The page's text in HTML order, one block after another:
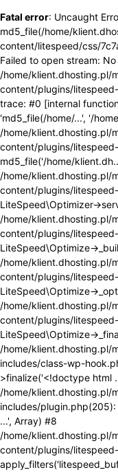
Fatal error: Uncaught
md5_file(/home/
content/litespeed/css/
Failed to open stream:
/home/klient.dhosting.pl/
content/plugins/
trace: #0 [internal
'md5_file(/home/...', '/
/home/klient.dhosting.pl/
content/plugins/
md5_file('/home/
/home/klient.dhosting.pl/
content/plugins/
LiteSpeed\Optimizer-
/home/klient.dhosting.pl/
content/plugins/
LiteSpeed\Optimize-
/home/klient.dhosting.pl/
content/plugins/
LiteSpeed\Optimize-
/home/klient.dhosting.pl/
content/plugins/
LiteSpeed\Optimize-
/home/klient.dhosting.pl/
includes/class-wp-
>finalize('<!doctype html
/home/klient.dhosting.pl/
includes/
...', Array) #8
/home/klient.dhosting.pl/
content/plugins/